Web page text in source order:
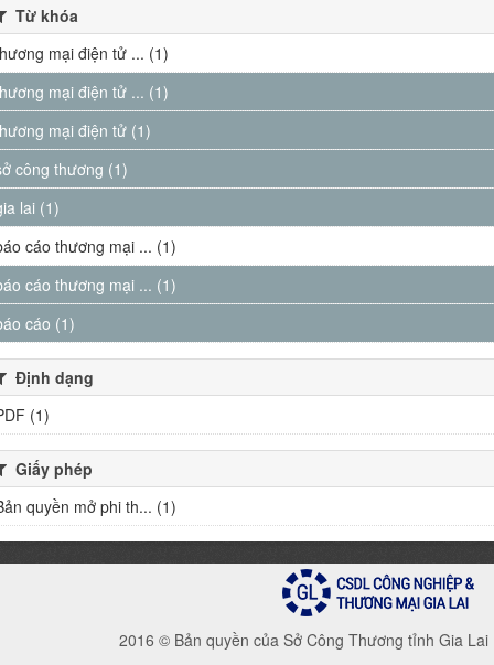
Từ khóa
mại điện tử ... (1)
mại điện tử ... (1)
mại điện tử (1)
công thương (1)
lai (1)
cáo thương mại ... (1)
cáo thương mại ... (1)
cáo (1)
Định dạng
(1)
Giấy phép
quyền mở phi th... (1)
2016 © Bản quyền của Sở Công Thương tỉnh Gia Lai